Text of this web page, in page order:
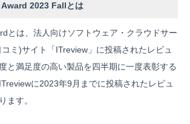
Award 2023 Fallとは
とは、法人向けソフトウェア・クラウドサー
ミ)サイト「ITreview」に投稿されたレビュ
と満足度の高い製品を四半期に一度表彰する
に2023年9月までに投稿されたレビュ
ます。